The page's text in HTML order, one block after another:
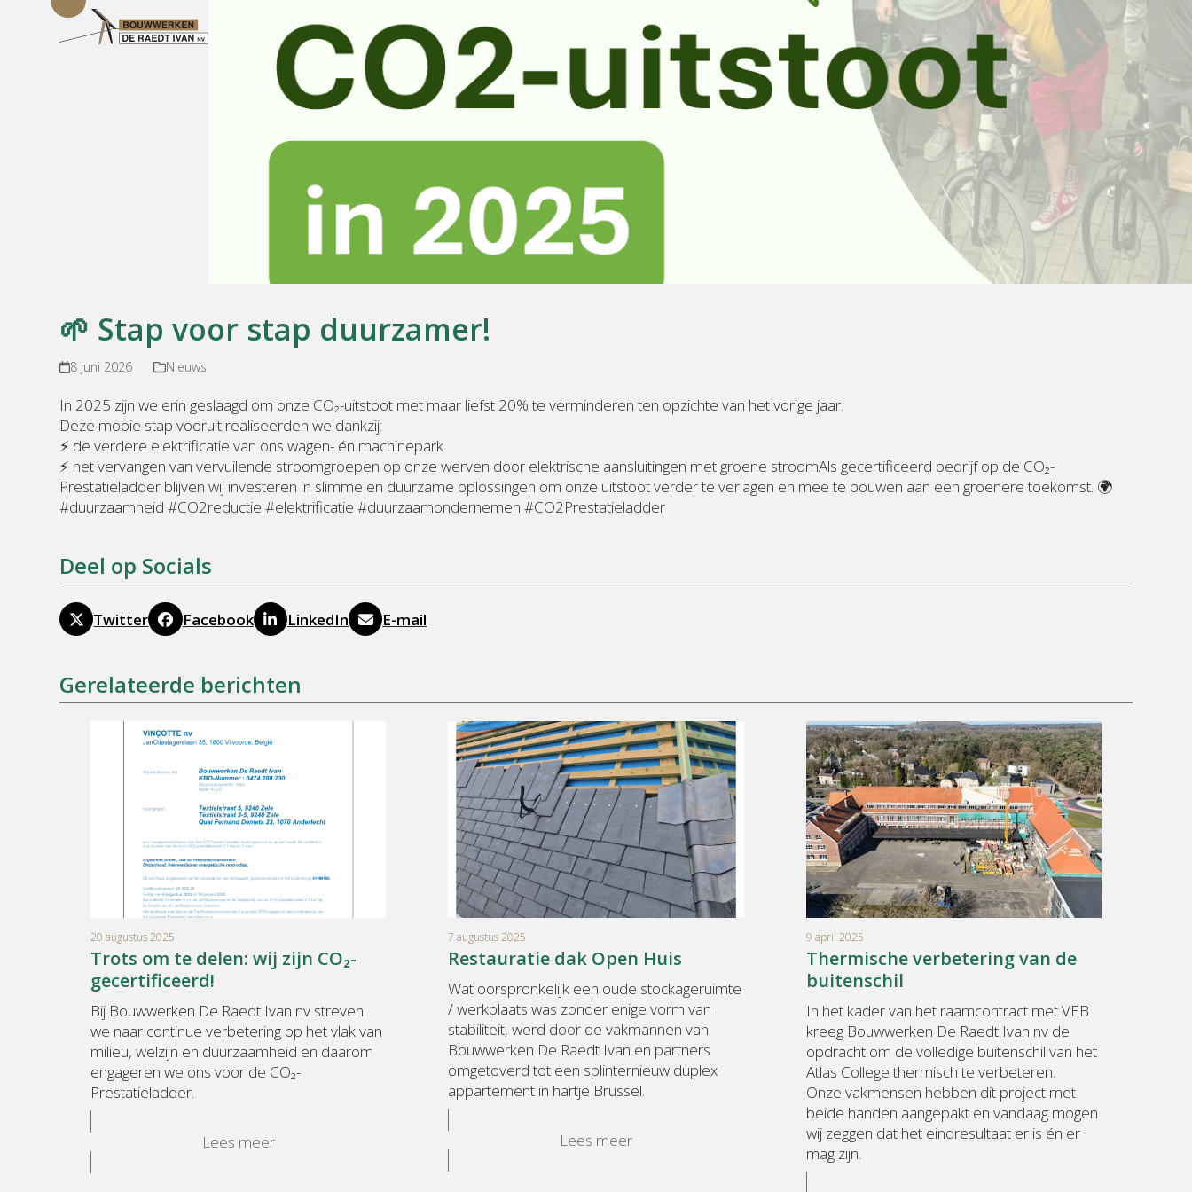
Open
mobile
menu
Close
mobile
menu
🌱 Stap voor stap duurzamer!
8 juni 2026 Nieuws
In 2025 zijn we erin geslaagd om onze CO₂-uitstoot met maar liefst 20% te verminderen ten opzichte van het vorige jaar.
Deze mooie stap vooruit realiseerden we dankzij:
⚡ de verdere elektrificatie van ons wagen- én machinepark
⚡ het vervangen van vervuilende stroomgroepen op onze werven door elektrische aansluitingen met groene stroomAls gecertificeerd bedrijf op de CO₂-
Prestatieladder blijven wij investeren in slimme en duurzame oplossingen om onze uitstoot verder te verlagen en mee te bouwen aan een groenere toekomst. 🌍
#duurzaamheid #CO2reductie #elektrificatie #duurzaamondernemen #CO2Prestatieladder
Deel op Socials
Twitter Facebook LinkedIn E-mail
Gerelateerde berichten
20 augustus 2025
Trots om te delen: wij zijn CO₂-
gecertificeerd!
Bij Bouwwerken De Raedt Ivan nv streven
we naar continue verbetering op het vlak van
milieu, welzijn en duurzaamheid en daarom
engageren we ons voor de CO₂-
Prestatieladder.
Lees meer
7 augustus 2025
Restauratie dak Open Huis
Wat oorspronkelijk een oude stockageruimte
/ werkplaats was zonder enige vorm van
stabiliteit, werd door de vakmannen van
Bouwwerken De Raedt Ivan en partners
omgetoverd tot een splinternieuw duplex
appartement in hartje Brussel.
Lees meer
9 april 2025
Thermische verbetering van de
buitenschil
In het kader van het raamcontract met VEB
kreeg Bouwwerken De Raedt Ivan nv de
opdracht om de volledige buitenschil van het
Atlas College thermisch te verbeteren.
Onze vakmensen hebben dit project met
beide handen aangepakt en vandaag mogen
wij zeggen dat het eindresultaat er is én er
mag zijn.